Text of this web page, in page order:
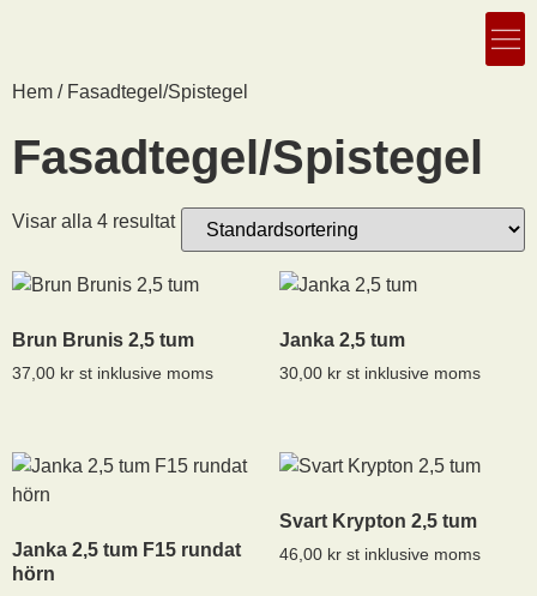
Hem / Fasadtegel/Spistegel
Fasadtegel/Spistegel
Visar alla 4 resultat
Brun Brunis 2,5 tum
37,00 kr st inklusive moms
Janka 2,5 tum
30,00 krst inklusive moms
Janka 2,5 tum F15 rundat
hörn
Svart Krypton 2,5 tum
46,00 krst inklusive moms